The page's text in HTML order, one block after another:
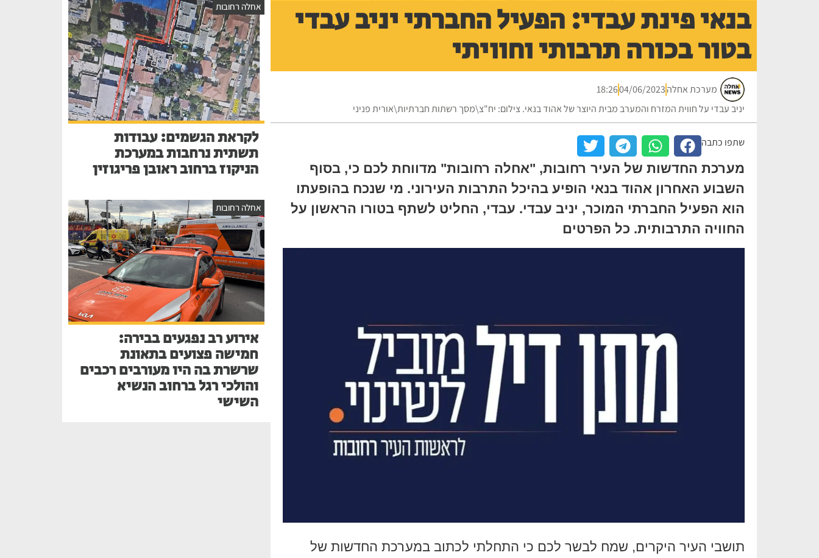
בנאי פינת עבדי: הפעיל החברתי יניב עבדי
בטור בכורה תרבותי וחוויתי
מערכת אחלה04/06/2023
18:26
יניב עבדי על חווית המזרח והמערב מבית היוצר של אהוד בנאי. צילום: יח"צ\מסך רשתות חברתיות\אורית פניני
שתפו כתבה
מערכת החדשות של העיר רחובות, "אחלה רחובות" מדווחת לכם כי, בסוף
השבוע האחרון אהוד בנאי הופיע בהיכל התרבות העירוני. מי שנכח בהופעתו
הוא הפעיל החברתי המוכר, יניב עבדי. עבדי, החליט לשתף בטורו הראשון על
החוויה התרבותית. כל הפרטים
תושבי העיר היקרים, שמח לבשר לכם כי התחלתי לכתוב במערכת החדשות של
אחלה רחובות
לקראת הגשמים: עבודות
תשתית נרחבות במערכת
הניקוז ברחוב ראובן פריגוזין
אחלה רחובות
אירוע רב נפגעים בבירה:
חמישה פצועים בתאונת
שרשרת בה היו מעורבים רכבים
והולכי רגל ברחוב הנשיא
השישי